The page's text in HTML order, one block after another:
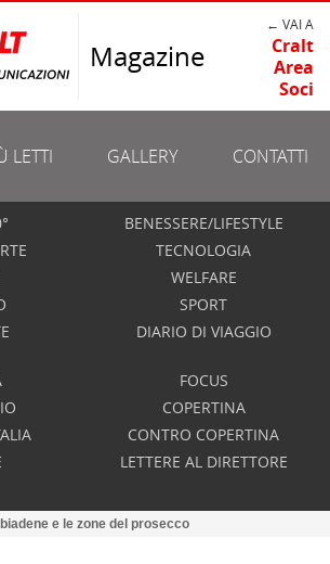
Magazine
← VAI A
Cralt
Area
Soci
LETTI GALLERY CONTATTI
BENESSERE/LIFESTYLE
TECNOLOGIA
WELFARE
SPORT
DIARIO DI VIAGGIO
FOCUS
COPERTINA
CONTRO COPERTINA
LETTERE AL DIRETTORE
e le zone del prosecco